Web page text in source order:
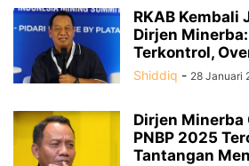
RKAB Kembali
Dirjen
Terkontrol,
Shiddiq - 28 Januari
Dirjen
PNBP 2025
Tantangan